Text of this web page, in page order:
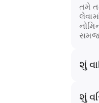
તમે
શું
શું